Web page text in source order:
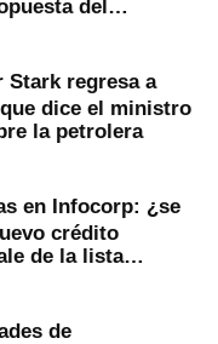
del
Stark regresa a
dice el ministro
la petrolera
en Infocorp: ¿se
crédito
de la lista
de